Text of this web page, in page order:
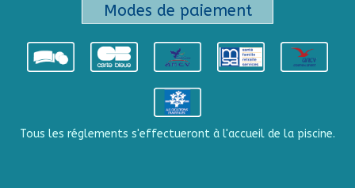
Modes de paiement
Tous les réglements s'effectueront à l'accueil de la piscine.